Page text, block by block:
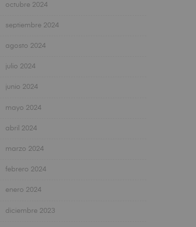
octubre 2024
septiembre 2024
agosto 2024
julio 2024
junio 2024
mayo 2024
abril 2024
marzo 2024
febrero 2024
enero 2024
diciembre 2023